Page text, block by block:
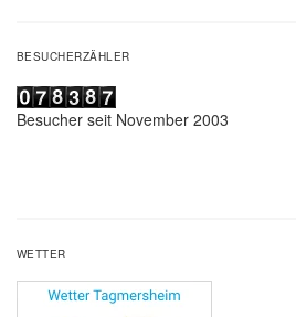
BESUCHERZÄHLER
Besucher seit November 2003
WETTER